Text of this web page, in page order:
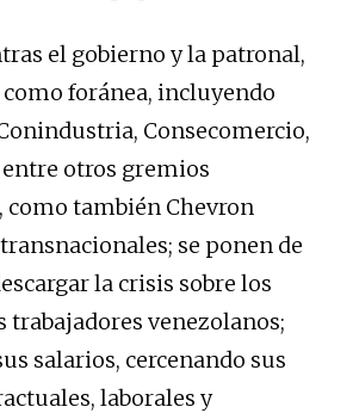
el gobierno y la patronal,
foránea, incluyendo
Consecomercio,
otros gremios
como también Chevron
se ponen de
la crisis sobre los
trabajadores venezolanos;
salarios, cercenando sus
laborales y